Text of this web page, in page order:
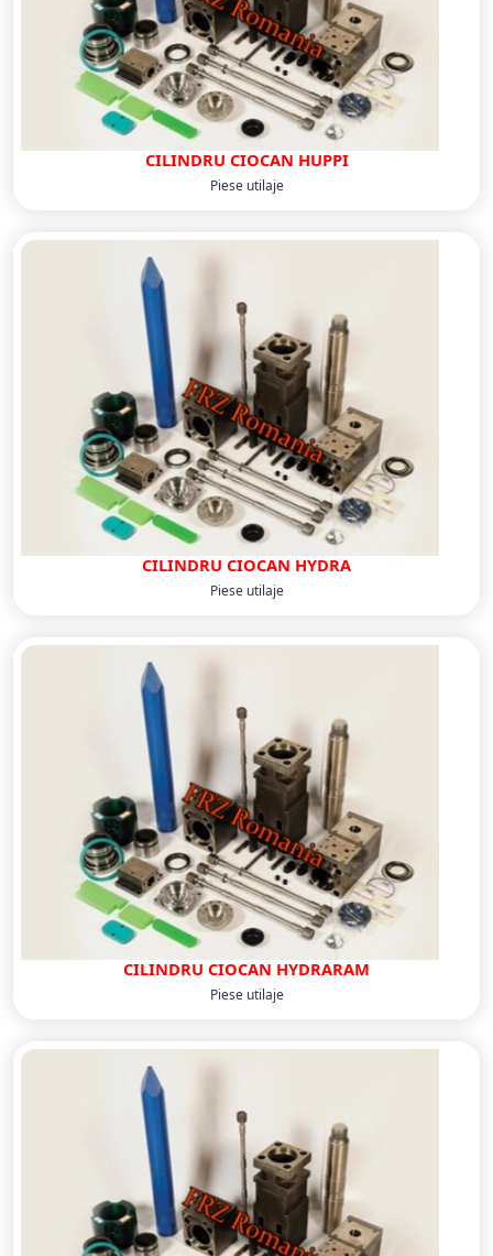
CILINDRU CIOCAN HUPPI
Piese utilaje
CILINDRU CIOCAN HYDRA
Piese utilaje
CILINDRU CIOCAN HYDRARAM
Piese utilaje